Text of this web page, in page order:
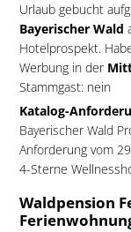
Urlaub gebucht
Bayerischer Wald
Hotelprospekt.
Werbung in der
Stammgast: nein
Katalog-
Bayerischer Wald
Anforderung vom
4-Sterne
Waldpension